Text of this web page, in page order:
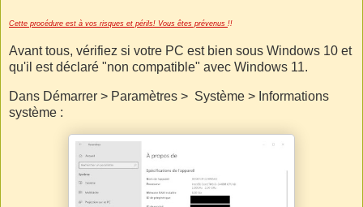
Cette procédure est à vos risques et périls! Vous êtes prévenus !!
Avant tous, vérifiez si votre PC est bien sous Windows 10 et
qu'il est déclaré "non compatible" avec Windows 11.
Dans Démarrer > Paramètres > Système > Informations
système :